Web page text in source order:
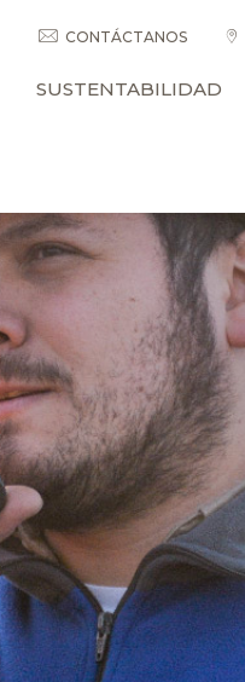
CONTÁCTANOS
SUSTENTABILIDAD